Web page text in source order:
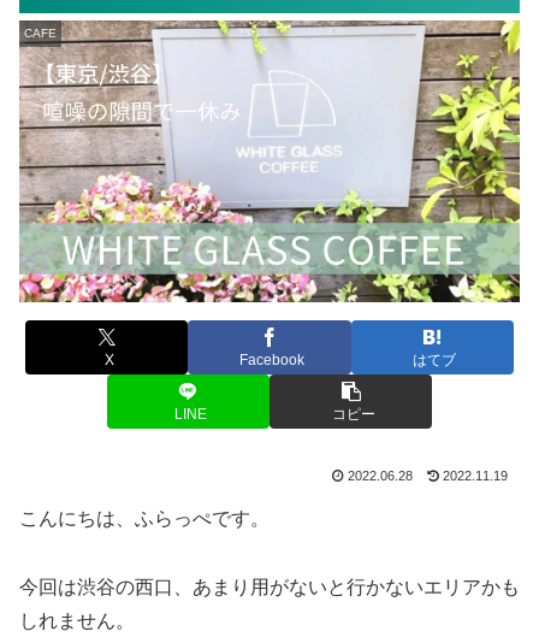
CAFE
X Facebook はてブ
LINE コピー
2022.06.28 2022.11.19
こんにちは、ふらっぺです。
今回は渋谷の西口、あまり用がないと行かないエリアかも
しれません。